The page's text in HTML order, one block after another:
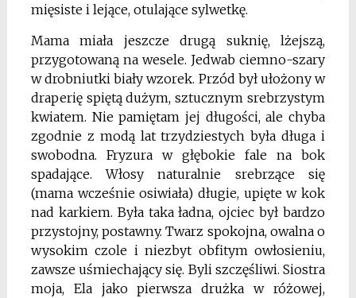
mięsiste i lejące, otulające sylwetkę.
Mama miała jeszcze drugą suknię, lżejszą,
przygotowaną na wesele. Jedwab ciemno-szary
w drobniutki biały wzorek. Przód był ułożony w
draperię spiętą dużym, sztucznym srebrzystym
kwiatem. Nie pamiętam jej długości, ale chyba
zgodnie z mo­dą lat trzydziestych była długa i
swobodna. Fryzura w głębokie fale na bok
spadające. Włosy naturalnie srebrzące się
(mama wcześnie osiwiała) długie, upięte w kok
nad karkiem. Była taka ładna, ojciec był bardzo
przystojny, postawny. Twarz spo­kojna, owalna o
wysokim czole i niezbyt obfitym owłosieniu,
zawsze uśmiechający się. Byli szczęśliwi. Siostra
moja, Ela jako pierwsza drużka w różowej,